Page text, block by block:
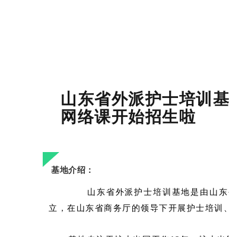
山东省外派护士培训
网络课开始招生啦
基地介绍：
山东省外派护士培训基地是由山
立，在山东省商务厅的领导下开展护士培训